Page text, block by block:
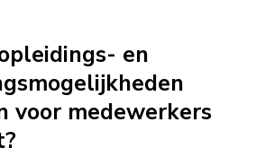
en
voor medewerkers